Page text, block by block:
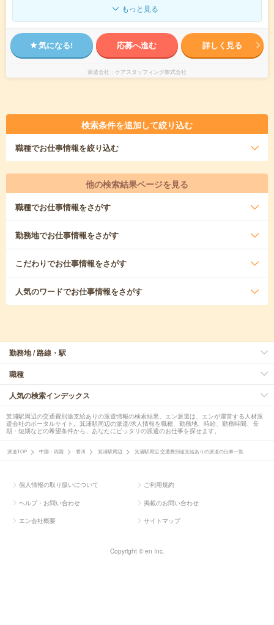
もっと見る
気になる! 応募へ進む 詳しく見る
派遣会社 ケアスタッフィング株式会社
検索条件を追加して絞り込む
職種でお仕事情報を絞り込む
他の検索結果ページを見る
職種でお仕事情報をさがす
勤務地でお仕事情報をさがす
こだわりでお仕事情報をさがす
人気のワードでお仕事情報をさがす
勤務地 / 路線・駅
職種
人気の検索インデックス
箕浦駅周辺の交通費別途支給ありの派遣情報の検索結果。エン派遣は、エンが運営する人材派
遣会社のポータルサイト。箕浦駅周辺の派遣/求人情報を職種、勤務地、時給、勤務時間、長
期・短期などの希望条件から、あなたにピッタリの派遣のお仕事を探せます。
派遣TOP 中国・四国 香川 箕浦駅周辺 箕浦駅周辺 交通費別途支給ありの派遣の仕事一覧
個人情報の取り扱いについて ご利用規約
ヘルプ・お問い合わせ 掲載のお問い合わせ
エン会社概要 サイトマップ
Copyright © en Inc.